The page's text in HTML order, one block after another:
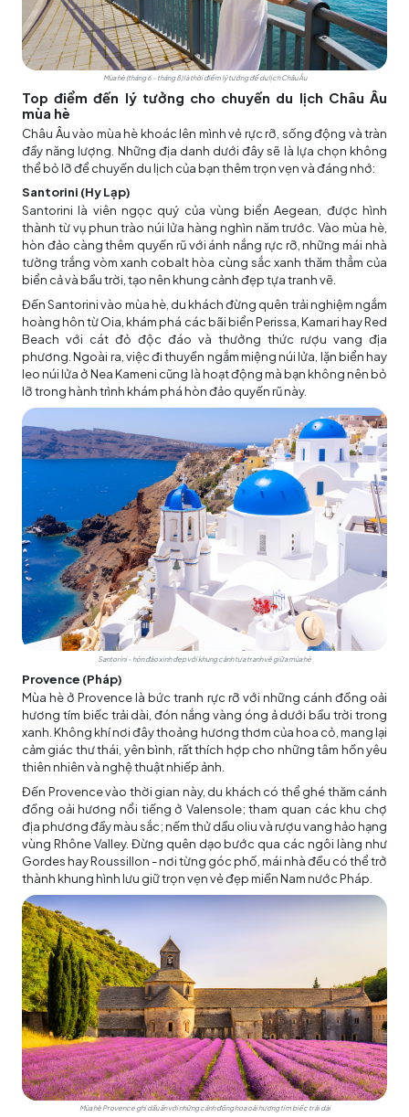
Mùa hè (tháng 6 - tháng 8) là thời điểm lý tưởng để du lịch Châu Âu
Top điểm đến lý tưởng cho chuyến du lịch Châu Âu
mùa hè
Châu Âu vào mùa hè khoác lên mình vẻ rực rỡ, sống động và tràn
đầy năng lượng. Những địa danh dưới đây sẽ là lựa chọn không
thể bỏ lỡ để chuyến du lịch của bạn thêm trọn vẹn và đáng nhớ:
Santorini (Hy Lạp)
Santorini là viên ngọc quý của vùng biển Aegean, được hình
thành từ vụ phun trào núi lửa hàng nghìn năm trước. Vào mùa hè,
hòn đảo càng thêm quyến rũ với ánh nắng rực rỡ, những mái nhà
tường trắng vòm xanh cobalt hòa cùng sắc xanh thăm thẳm của
biển cả và bầu trời, tạo nên khung cảnh đẹp tựa tranh vẽ.
Đến Santorini vào mùa hè, du khách đừng quên trải nghiệm ngắm
hoàng hôn từ Oia, khám phá các bãi biển Perissa, Kamari hay Red
Beach với cát đỏ độc đáo và thưởng thức rượu vang địa
phương. Ngoài ra, việc đi thuyền ngắm miệng núi lửa, lặn biển hay
leo núi lửa ở Nea Kameni cũng là hoạt động mà bạn không nên bỏ
lỡ trong hành trình khám phá hòn đảo quyến rũ này.
Santorini - hòn đảo xinh đẹp với khung cảnh tựa tranh vẽ giữa mùa hè
Provence (Pháp)
Mùa hè ở Provence là bức tranh rực rỡ với những cánh đồng oải
hương tím biếc trải dài, đón nắng vàng óng ả dưới bầu trời trong
xanh. Không khí nơi đây thoảng hương thơm của hoa cỏ, mang lại
cảm giác thư thái, yên bình, rất thích hợp cho những tâm hồn yêu
thiên nhiên và nghệ thuật nhiếp ảnh.
Đến Provence vào thời gian này, du khách có thể ghé thăm cánh
đồng oải hương nổi tiếng ở Valensole; tham quan các khu chợ
địa phương đầy màu sắc; nếm thử dầu oliu và rượu vang hảo hạng
vùng Rhône Valley. Đừng quên dạo bước qua các ngôi làng như
Gordes hay Roussillon - nơi từng góc phố, mái nhà đều có thể trở
thành khung hình lưu giữ trọn vẹn vẻ đẹp miền Nam nước Pháp.
Mùa hè Provence ghi dấu ấn với những cánh đồng hoa oải hương tím biếc trải dài